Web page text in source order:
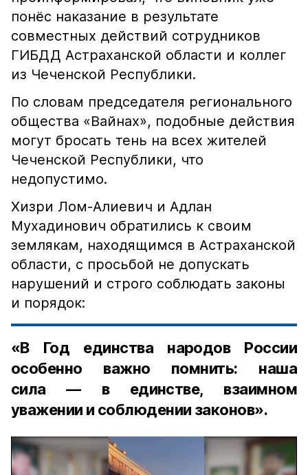
понёс наказание в результате
совместных действий сотрудников
ГИБДД Астраханской области и коллег
из Чеченской Республики.
По словам председателя регионального
общества «Вайнах», подобные действия
могут бросать тень на всех жителей
Чеченской Республики, что
недопустимо.
Хизри Лом-Алиевич и Адлан
Мухадинович обратились к своим
землякам, находящимся в Астраханской
области, с просьбой не допускать
нарушений и строго соблюдать законы
и порядок:
«В Год единства народов России
особенно важно помнить: наша
сила — в единстве, взаимном
уважении и соблюдении законов».